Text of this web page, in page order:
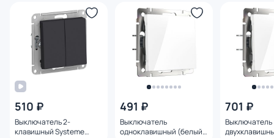
510 ₽
Выключатель 2-
клавишный Systeme
491 ₽
Выключатель
одноклавишный (белый)
701 ₽
Выключатель